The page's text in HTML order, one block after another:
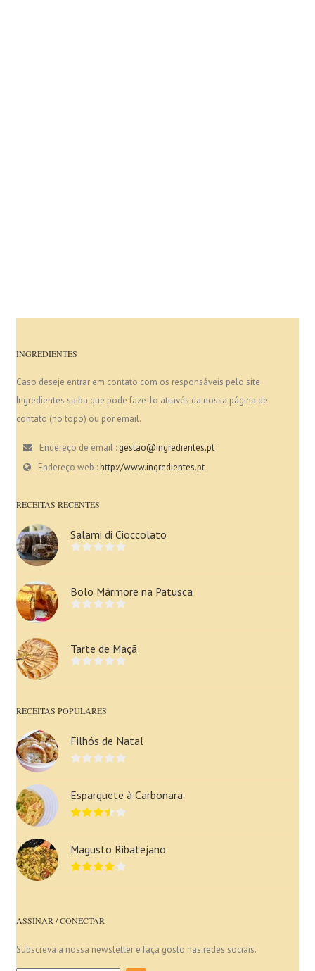
INGREDIENTES
Caso deseje entrar em contato com os responsáveis pelo site
Ingredientes saiba que pode faze-lo através da nossa página de
contato (no topo) ou por email.
Endereço de email : gestao@ingredientes.pt
Endereço web :http://www.ingredientes.pt
RECEITAS RECENTES
Salami di Cioccolato
Bolo Mármore na Patusca
Tarte de Maçã
RECEITAS POPULARES
Filhós de Natal
Esparguete à Carbonara
Magusto Ribatejano
ASSINAR / CONECTAR
Subscreva a nossa newsletter e faça gosto nas redes sociais.